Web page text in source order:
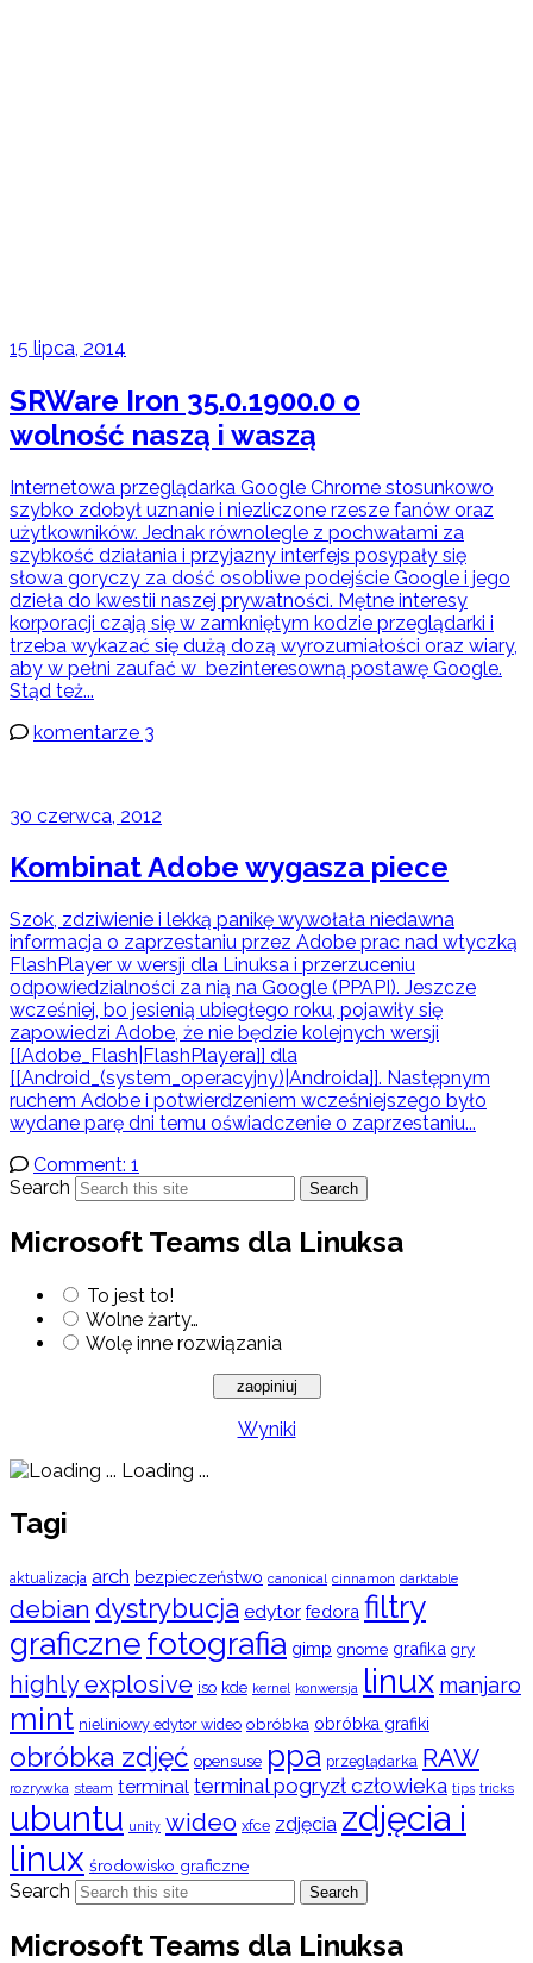
15 lipca, 2014
SRWare Iron 35.0.1900.0 o
wolność naszą i waszą
Internetowa przeglądarka Google Chrome stosunkowo
szybko zdobył uznanie i niezliczone rzesze fanów oraz
użytkowników. Jednak równolegle z pochwałami za
szybkość działania i przyjazny interfejs posypały się
słowa goryczy za dość osobliwe podejście Google i jego
dzieła do kwestii naszej prywatności. Mętne interesy
korporacji czają się w zamkniętym kodzie przeglądarki i
trzeba wykazać się dużą dozą wyrozumiałości oraz wiary,
aby w pełni zaufać w bezinteresowną postawę Google.
Stąd też...
komentarze 3
30 czerwca, 2012
Kombinat Adobe wygasza piece
Szok, zdziwienie i lekką panikę wywołała niedawna
informacja o zaprzestaniu przez Adobe prac nad wtyczką
FlashPlayer w wersji dla Linuksa i przerzuceniu
odpowiedzialności za nią na Google (PPAPI). Jeszcze
wcześniej, bo jesienią ubiegłego roku, pojawiły się
zapowiedzi Adobe, że nie będzie kolejnych wersji
[[Adobe_Flash|FlashPlayera]] dla
[[Android_(system_operacyjny)|Androida]]. Następnym
ruchem Adobe i potwierdzeniem wcześniejszego było
wydane parę dni temu oświadczenie o zaprzestaniu...
Comment: 1
Search
Search
Microsoft Teams dla Linuksa
To jest to!
Wolne żarty…
Wolę inne rozwiązania
Wyniki
Loading ...
Tagi
aktualizacja arch bezpieczeństwo canonical cinnamon darktable
debian dystrybucja edytor fedora filtry
graficznefotografia gimp gnome grafika gry
highly explosive iso kde kernel konwersja linux manjaro
mint nieliniowy edytor wideo obróbka obróbka grafiki
obróbka zdjęć opensuse ppa przeglądarka RAW
rozrywka steam terminal terminal pogryzł człowieka tips tricks
ubuntu unity wideo xfce zdjęcia zdjęcia i
linux środowisko graficzne
Search Search
Microsoft Teams dla Linuksa